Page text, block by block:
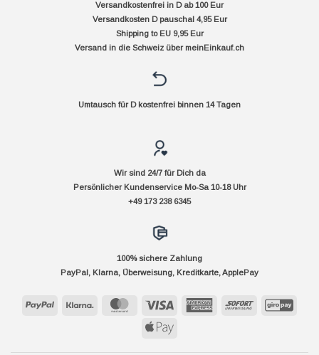
Versandkostenfrei in D ab 100 Eur
Versandkosten D pauschal 4,95 Eur
Shipping to EU 9,95 Eur
Versand in die Schweiz über meinEinkauf.ch
Umtausch für D kostenfrei binnen 14 Tagen
Wir sind 24/7 für Dich da
Persönlicher Kundenservice Mo-Sa 10-18 Uhr
+49 173 238 6345
100% sichere Zahlung
PayPal, Klarna, Überweisung, Kreditkarte, ApplePay
PayPal Klarna MasterCard Visa
AmericanSofort
Apple